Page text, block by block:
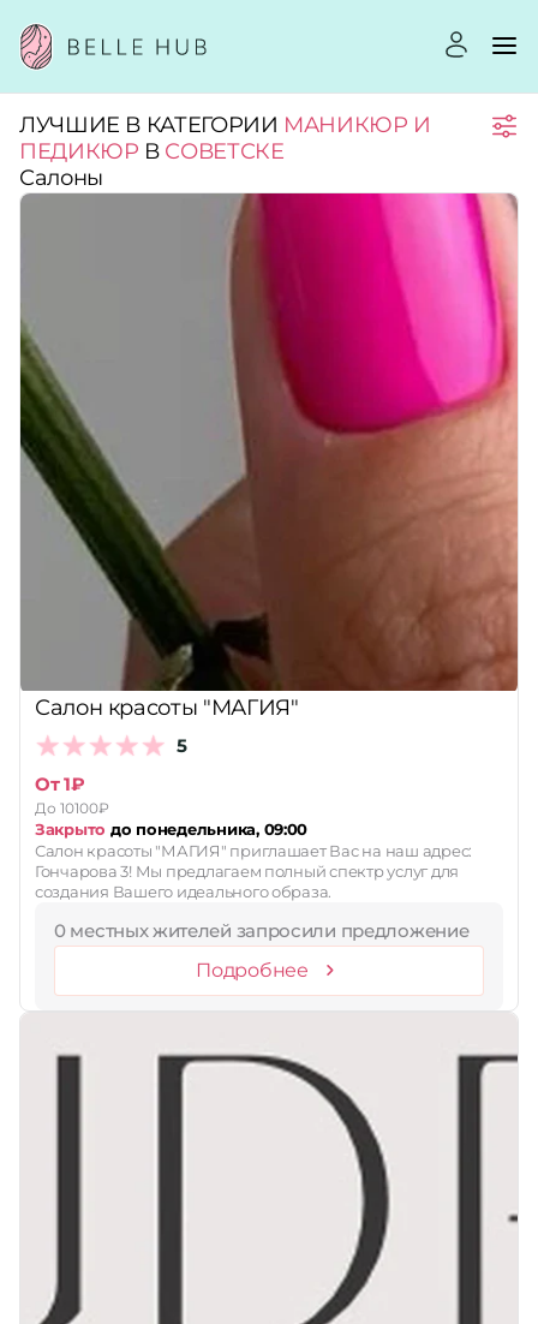
Город:
Рейтинг:
Стоимость услуг:
Принимает сертификаты
Применить
Сбросить
ЛУЧШИЕ В КАТЕГОРИИ МАНИКЮР И
ПЕДИКЮР В СОВЕТСКЕ
Салоны
Салон красоты "МАГИЯ"
5
От 1₽
До 10100₽
Закрыто до понедельника, 09:00
Салон красоты "МАГИЯ" приглашает Вас на наш адрес:
Гончарова 3! Мы предлагаем полный спектр услуг для
создания Вашего идеального образа.
0 местных жителей запросили предложение
Подробнее